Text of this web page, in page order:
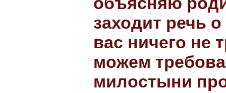
заходит речь
вас ничего не
можем
милостыни